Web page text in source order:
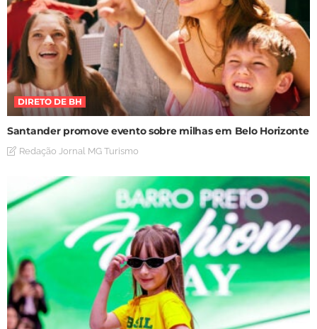
DIRETO DE BH
Santander promove evento sobre milhas em Belo Horizonte
Redação Jornal MG Turismo